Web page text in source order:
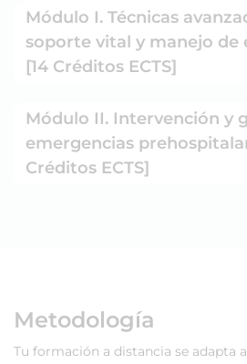
Módulo I. Técnicas
soporte vital y manejo de
[14 Créditos ECTS]
Módulo II. Intervención y
emergencias
Créditos ECTS]
Metodología
Tu formación a distancia se adapta